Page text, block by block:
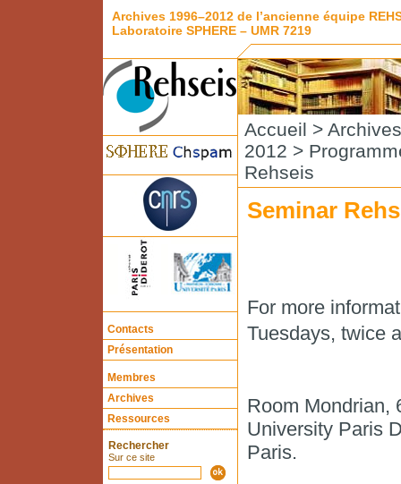
Archives 1996–2012 de l’ancienne équipe
Laboratoire SPHERE – UMR 7219
Contacts
Présentation
Membres
Archives
Ressources
Rechercher
Sur ce site
Accueil > Archives
2012 >
Rehseis
Seminar
For more
Tuesdays, twice
Room Mondrian,
University Paris
Paris.